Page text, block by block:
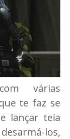
várias
te faz se
lançar teia
los,